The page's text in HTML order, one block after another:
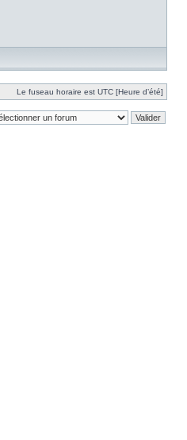
Le fuseau horaire est UTC [Heure d’été]